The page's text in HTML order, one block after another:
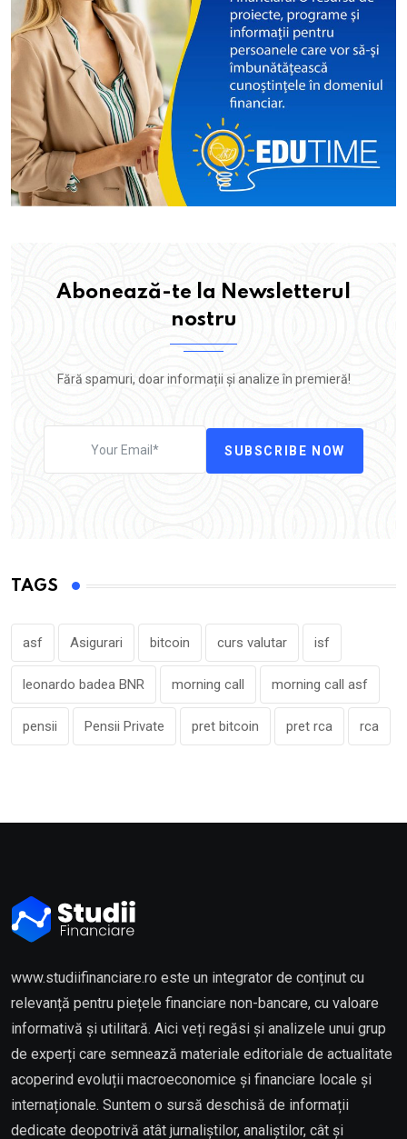
Abonează-te la Newsletterul
nostru
Fără spamuri, doar informații și analize în premieră!
SUBSCRIBE NOW
TAGS
asf Asigurari bitcoin curs valutar isf
leonardo badea BNR morning call morning call asf
pensii Pensii Private pret bitcoin pret rca rca
www.studiifinanciare.ro este un integrator de conținut cu
relevanță pentru piețele financiare non-bancare, cu valoare
informativă și utilitară. Aici veți regăsi și analizele unui grup
de experți care semnează materiale editoriale de actualitate
acoperind evoluții macroeconomice și financiare locale și
internaționale. Suntem o sursă deschisă de informații
dedicate deopotrivă atât jurnaliștilor, analiștilor, cât și